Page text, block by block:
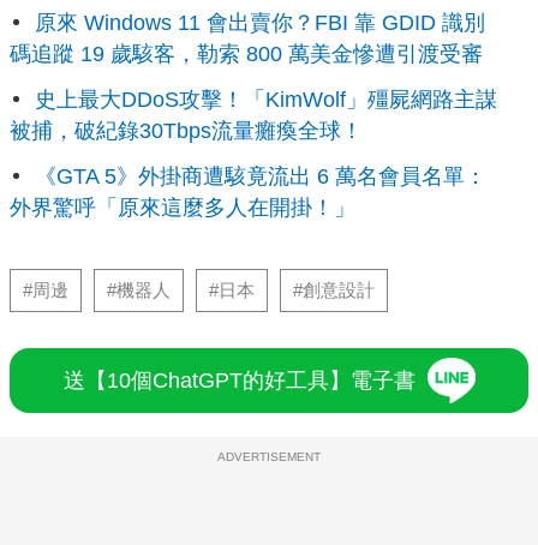
原來 Windows 11 會出賣你？FBI 靠 GDID 識別
碼追蹤 19 歲駭客，勒索 800 萬美金慘遭引渡受審
史上最大DDoS攻擊！「KimWolf」殭屍網路主謀
被捕，破紀錄30Tbps流量癱瘓全球！
《GTA 5》外掛商遭駭竟流出 6 萬名會員名單：
外界驚呼「原來這麼多人在開掛！」
#周邊 #機器人 #日本 #創意設計
送【10個ChatGPT的好工具】電子書
ADVERTISEMENT